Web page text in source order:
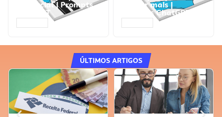
comercial | Prompts
ChatGPT
vender mais |
Prompts ChatGPT
ÚLTIMOS ARTIGOS